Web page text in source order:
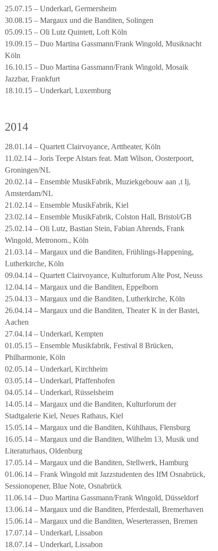
25.07.15 – Underkarl, Germersheim
30.08.15 – Margaux und die Banditen, Solingen
05.09.15 – Oli Lutz Quintett, Loft Köln
19.09.15 – Duo Martina Gassmann/Frank Wingold, Musiknacht
Köln
16.10.15 – Duo Martina Gassmann/Frank Wingold, Mosaik
Jazzbar, Frankfurt
18.10.15 – Underkarl, Luxemburg
2014
28.01.14 – Quartett Clairvoyance, Arttheater, Köln
11.02.14 – Joris Teepe Alstars feat. Matt Wilson, Oosterpoort,
Groningen/NL
20.02.14 – Ensemble MusikFabrik, Muziekgebouw aan ‚t Ij,
Amsterdam/NL
21.02.14 – Ensemble MusikFabrik, Kiel
23.02.14 – Ensemble MusikFabrik, Colston Hall, Bristol/GB
25.02.14 – Oli Lutz, Bastian Stein, Fabian Ahrends, Frank
Wingold, Metronom., Köln
21.03.14 – Margaux und die Banditen, Frühlings-Happening,
Lutherkirche, Köln
09.04.14 – Quartett Clairvoyance, Kulturforum Alte Post, Neuss
12.04.14 – Margaux und die Banditen, Eppelborn
25.04.13 – Margaux und die Banditen, Lutherkirche, Köln
26.04.14 – Margaux und die Banditen, Theater K in der Bastei,
Aachen
27.04.14 – Underkarl, Kempten
01.05.15 – Ensemble Musikfabrik, Festival 8 Brücken,
Philharmonie, Köln
02.05.14 – Underkarl, Kirchheim
03.05.14 – Underkarl, Pfaffenhofen
04.05.14 – Underkarl, Rüsselsheim
14.05.14 – Margaux und die Banditen, Kulturforum der
Stadtgalerie Kiel, Neues Rathaus, Kiel
15.05.14 – Margaux und die Banditen, Kühlhaus, Flensburg
16.05.14 – Margaux und die Banditen, Wilhelm 13, Musik und
Literaturhaus, Oldenburg
17.05.14 – Margaux und die Banditen, Stellwerk, Hamburg
01.06.14 – Frank Wingold mit Jazzstudenten des IfM Osnabrück,
Sessionopener, Blue Note, Osnabrück
11.06.14 – Duo Martina Gassmann/Frank Wingold, Düsseldorf
13.06.14 – Margaux und die Banditen, Pferdestall, Bremerhaven
15.06.14 – Margaux und die Banditen, Weserterassen, Bremen
17.07.14 – Underkarl, Lissabon
18.07.14 – Underkarl, Lissabon